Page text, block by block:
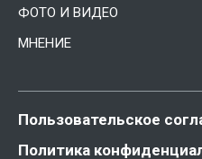
ФОТО И ВИДЕО
МНЕНИЕ
Пользовательское
Политика